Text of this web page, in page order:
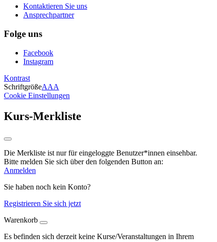
Kontaktieren Sie uns
Ansprechpartner
Folge uns
Facebook
Instagram
Kontrast
SchriftgrößeAAA
Cookie Einstellungen
Kurs-Merkliste
Die Merkliste ist nur für eingeloggte Benutzer*innen einsehbar.
Bitte melden Sie sich über den folgenden Button an:
Anmelden
Sie haben noch kein Konto?
Registrieren Sie sich jetzt
Warenkorb
Es befinden sich derzeit keine Kurse/Veranstaltungen in Ihrem